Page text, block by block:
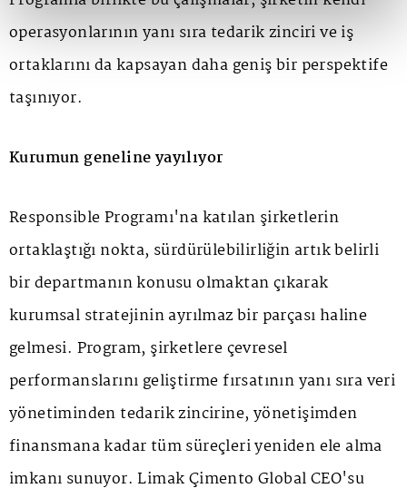
operasyonlarının yanı sıra tedarik zinciri ve iş
ortaklarını da kapsayan daha geniş bir perspektife
taşınıyor.
Kurumun geneline yayılıyor
Responsible Programı'na katılan şirketlerin
ortaklaştığı nokta, sürdürülebilirliğin artık belirli
bir departmanın konusu olmaktan çıkarak
kurumsal stratejinin ayrılmaz bir parçası haline
gelmesi. Program, şirketlere çevresel
performanslarını geliştirme fırsatının yanı sıra veri
yönetiminden tedarik zincirine, yönetişimden
finansmana kadar tüm süreçleri yeniden ele alma
imkanı sunuyor. Limak Çimento Global CEO'su